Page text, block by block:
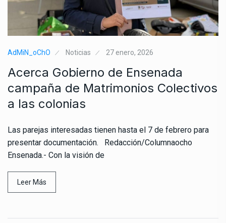
AdMiN_oChO Noticias 27 enero, 2026
Acerca Gobierno de Ensenada
campaña de Matrimonios Colectivos
a las colonias
Las parejas interesadas tienen hasta el 7 de febrero para
presentar documentación. Redacción/Columnaocho
Ensenada.- Con la visión de
Leer Más